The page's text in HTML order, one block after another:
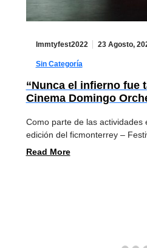
Immtyfest2022 23 Agosto,
Sin Categoría
“Nunca el infierno fue
Cinema Domingo
Como parte de las actividades
edición del ficmonterrey –
Read More